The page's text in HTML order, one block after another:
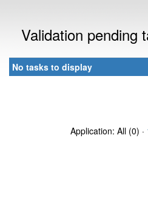
Validation pending
No tasks to display
Application: All (0) ·